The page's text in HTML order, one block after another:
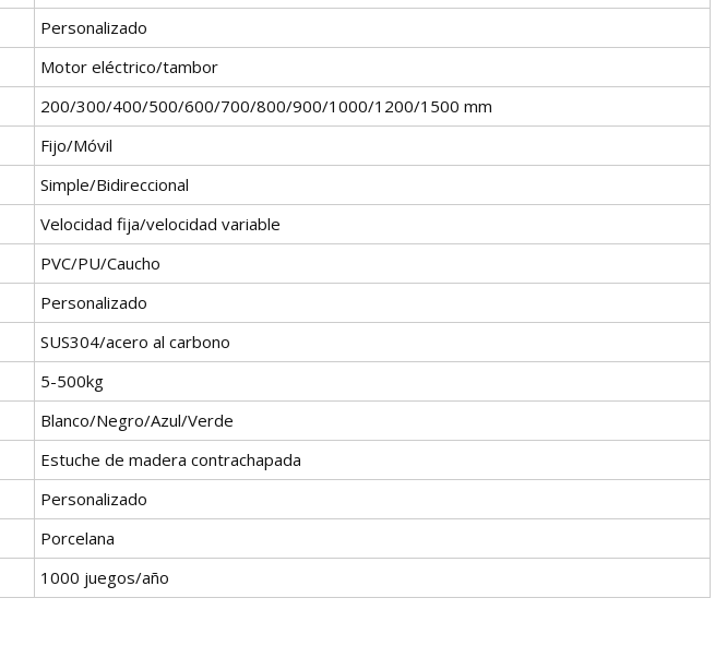
Personalizado
Motor eléctrico/tambor
200/300/400/500/600/700/800/900/1000/1200/1500 mm
Fijo/Móvil
Simple/Bidireccional
Velocidad fija/velocidad variable
PVC/PU/Caucho
Personalizado
SUS304/acero al carbono
5-500kg
Blanco/Negro/Azul/Verde
Estuche de madera contrachapada
Personalizado
Porcelana
1000 juegos/año